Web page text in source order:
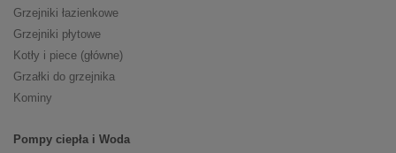
Grzejniki łazienkowe
Grzejniki płytowe
Kotły i piece (główne)
Grzałki do grzejnika
Kominy
Pompy ciepła i Woda